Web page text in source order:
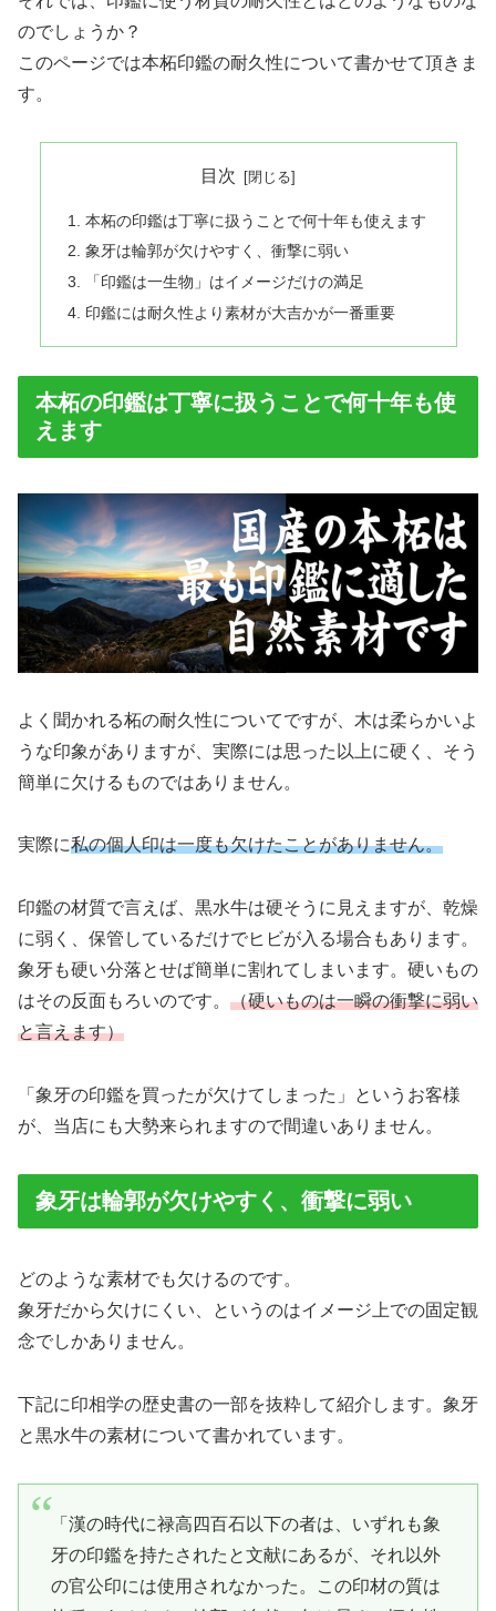
のでしょうか？
このページでは本柘印鑑の耐久性について書かせて頂きま
す。
目次
本柘の印鑑は丁寧に扱うことで何十年も使えます
象牙は輪郭が欠けやすく、衝撃に弱い
「印鑑は一生物」はイメージだけの満足
印鑑には耐久性より素材が大吉かが一番重要
本柘の印鑑は丁寧に扱うことで何十年も使
えます
よく聞かれる柘の耐久性についてですが、木は柔らかいよ
うな印象がありますが、実際には思った以上に硬く、そう
簡単に欠けるものではありません。
実際に私の個人印は一度も欠けたことがありません。
印鑑の材質で言えば、黒水牛は硬そうに見えますが、乾燥
に弱く、保管しているだけでヒビが入る場合もあります。
象牙も硬い分落とせば簡単に割れてしまいます。硬いもの
はその反面もろいのです。 （硬いものは一瞬の衝撃に弱い
と言えます）
「象牙の印鑑を買ったが欠けてしまった」というお客様
が、当店にも大勢来られますので間違いありません。
象牙は輪郭が欠けやすく、衝撃に弱い
どのような素材でも欠けるのです。
象牙だから欠けにくい、というのはイメージ上での固定観
念でしかありません。
下記に印相学の歴史書の一部を抜粋して紹介します。象牙
と黒水牛の素材について書かれています。
「漢の時代に禄高四百石以下の者は、いずれも象
牙の印鑑を持たされたと文献にあるが、それ以外
の官公印には使用されなかった。この印材の質は